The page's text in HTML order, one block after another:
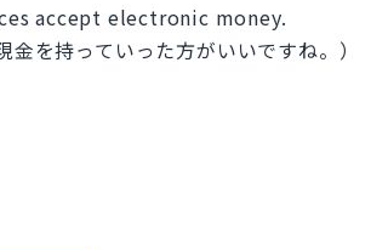
accept electronic money.
を持っていった方がいいですね。）